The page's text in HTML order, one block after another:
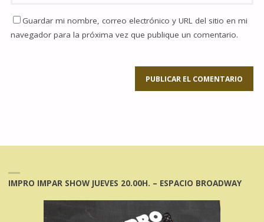
Guardar mi nombre, correo electrónico y URL del sitio en mi
navegador para la próxima vez que publique un comentario.
IMPRO IMPAR SHOW JUEVES 20.00H. – ESPACIO BROADWAY